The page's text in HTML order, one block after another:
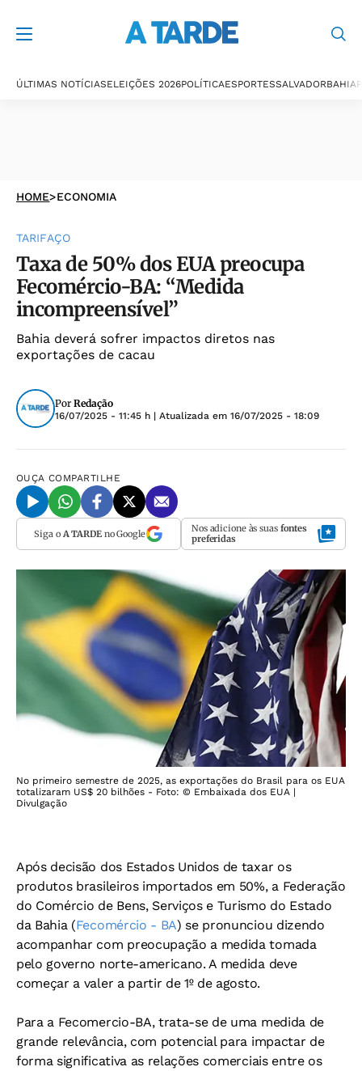
ÚLTIMAS NOTÍCIASELEIÇÕES 2026POLÍTICAESPORTESSALVADORBAHIA
HOME>ECONOMIA
TARIFAÇO
Taxa de 50% dos EUA preocupa
Fecomércio-BA: “Medida
incompreensível”
Bahia deverá sofrer impactos diretos nas
exportações de cacau
Por Redação
16/07/2025 - 11:45 h | Atualizada em 16/07/2025 - 18:09
OUÇA COMPARTILHE
Siga o A TARDEno Google Nos adicione às suas fontes
preferidas
No primeiro semestre de 2025, as exportações do Brasil para os EUA
totalizaram US$ 20 bilhões - Foto: © Embaixada dos EUA |
Divulgação
Após decisão dos Estados Unidos de taxar os
produtos brasileiros importados em 50%, a Federação
do Comércio de Bens, Serviços e Turismo do Estado
da Bahia (Fecomércio - BA) se pronunciou dizendo
acompanhar com preocupação a medida tomada
pelo governo norte-americano. A medida deve
começar a valer a partir de 1º de agosto.
Para a Fecomercio-BA, trata-se de uma medida de
grande relevância, com potencial para impactar de
forma significativa as relações comerciais entre os